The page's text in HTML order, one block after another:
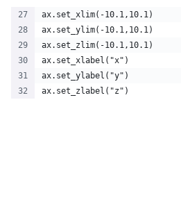
ax.set_xlim(-10.1,10.1)
ax.set_ylim(-10.1,10.1)
ax.set_zlim(-10.1,10.1)
ax.set_xlabel("x")
ax.set_ylabel("y")
ax.set_zlabel("z")